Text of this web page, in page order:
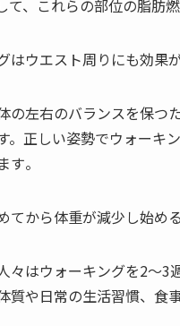
て、これらの部位の脂
はウエスト周りにも効果が
の左右のバランスを保つ
。正しい姿勢でウォーキ
す​​。
てから体重が減少し始め
々はウォーキングを2〜
質や日常の生活習慣、食